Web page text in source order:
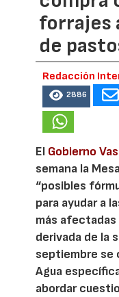
forrajes
de
Redacción
2886
El Gobierno
semana la
“posibles
para ayudar a
más
derivada de la
septiembre se
Agua
abordar